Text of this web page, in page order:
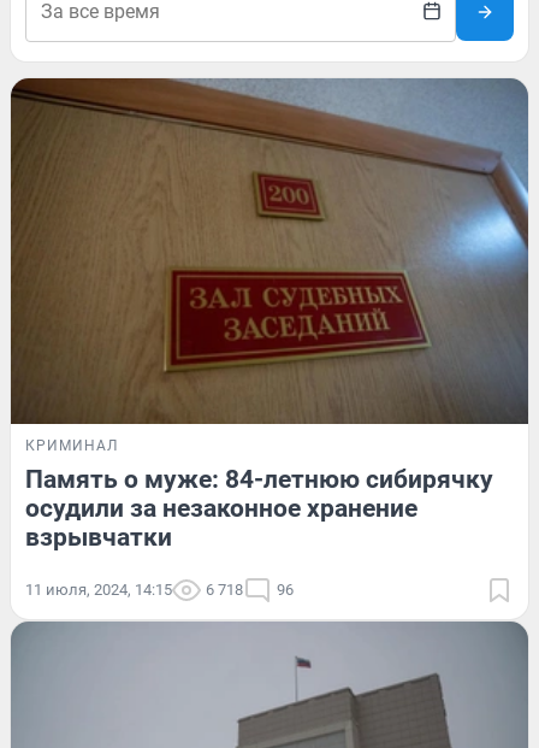
КРИМИНАЛ
Память о муже: 84-летнюю сибирячку
осудили за незаконное хранение
взрывчатки
11 июля, 2024, 14:15 6 718 96